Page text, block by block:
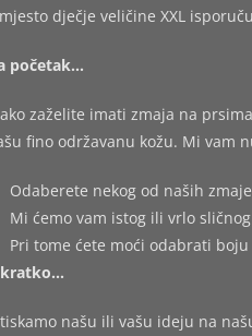
dječje veličine XXL
početak…
zaželite imati zmaja na
fino održavanu kožu. Mi vam
Odaberete nekog od naših
Mi ćemo vam istog ili vrlo
Pri tome ćete moći odabrati
našu ili vašu ideju na